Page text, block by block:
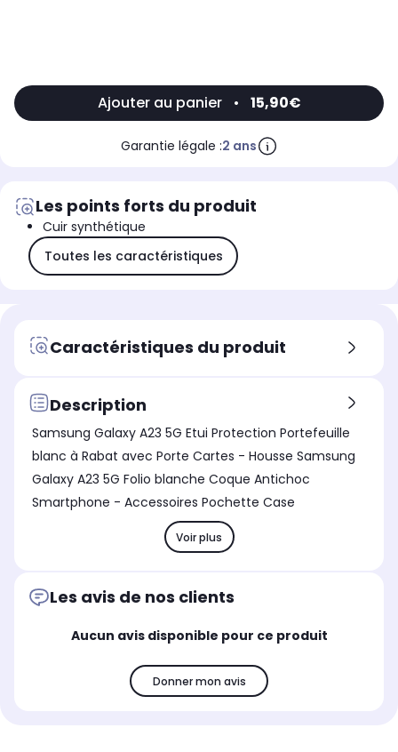
Ajouter au panier • 15,90€
Garantie légale :2 ans
Les points forts du produit
Cuir synthétique
Toutes les caractéristiques
Caractéristiques du produit
Description
Samsung Galaxy A23 5G Etui Protection Portefeuille
blanc à Rabat avec Porte Cartes - Housse Samsung
Galaxy A23 5G Folio blanche Coque Antichoc
Smartphone - Accessoires Pochette Case
Voir plus
Les avis de nos clients
Aucun avis disponible pour ce produit
Donner mon avis